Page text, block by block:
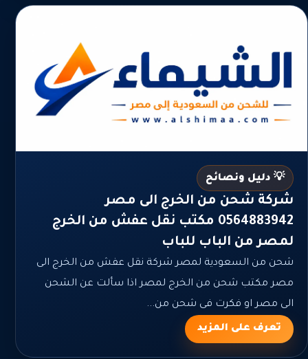
💡 دليل ونصائح
شركة شحن من الخرج الى مصر
0564883942 مكتب نقل عفش من الخرج
لمصر من الباب للباب
شحن من السعودية لمصر شركة نقل عفش من الخرج الى
مصر مكتب شحن من الخرج لمصر اذا سألت عن الشحن
الى مصر او فكرت فى شحن من...
تعرف على المزيد